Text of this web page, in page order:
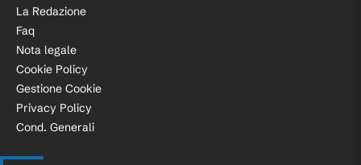
La Redazione
Faq
Nota legale
Cookie Policy
Gestione Cookie
Privacy Policy
Cond. Generali